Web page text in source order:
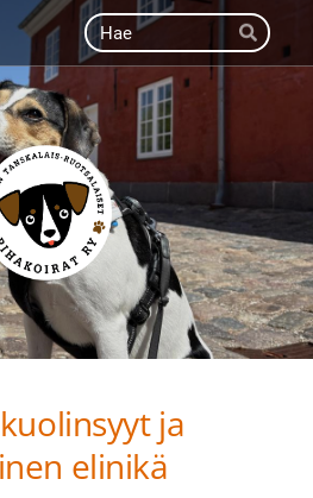
Haku
Hae
Suomen Tanskalais-
ja
elinikä